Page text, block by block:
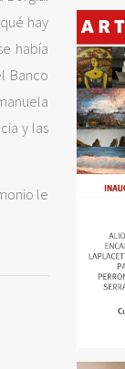
hay
había
Banco
y las
le